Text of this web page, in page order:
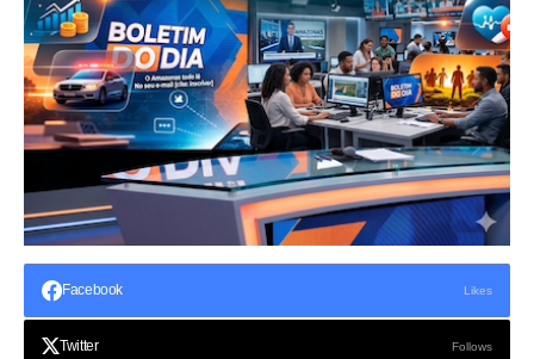
Facebook Likes
Twitter Follows